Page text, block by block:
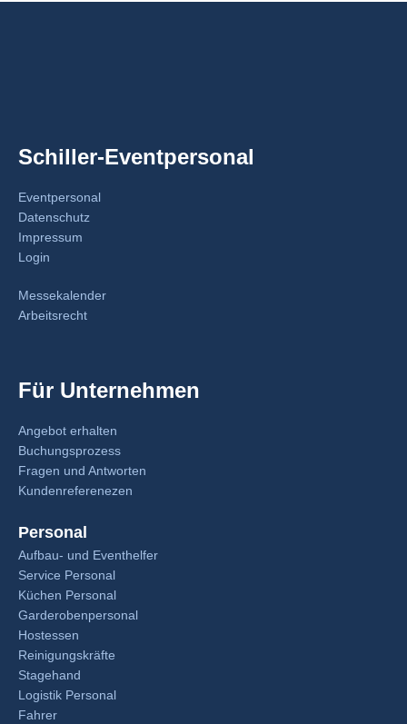
Schiller-Eventpersonal
Eventpersonal
Datenschutz
Impressum
Login
Messekalender
Arbeitsrecht
Für Unternehmen
Angebot erhalten
Buchungsprozess
Fragen und Antworten
Kundenreferenezen
Personal
Aufbau- und Eventhelfer
Service Personal
Küchen Personal
Garderobenpersonal
Hostessen
Reinigungskräfte
Stagehand
Logistik Personal
Fahrer